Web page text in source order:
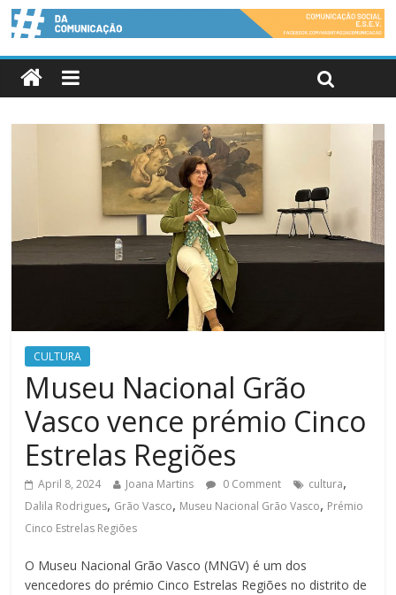
CULTURA
Museu Nacional Grão
Vasco vence prémio Cinco
Estrelas Regiões
April 8, 2024 Joana Martins 0 Comment cultura,
Dalila Rodrigues, Grão Vasco, Museu Nacional Grão Vasco, Prémio
Cinco Estrelas Regiões
O Museu Nacional Grão Vasco (MNGV) é um dos
vencedores do prémio Cinco Estrelas Regiões no distrito de